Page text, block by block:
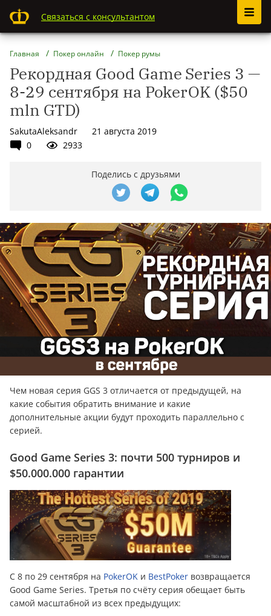
Связаться с консультантом
Главная Покер онлайн Покер румы
Рекордная Good Game Series 3 —
8-29 сентября на PokerOK ($50
mln GTD)
SakutaAleksandr
21 августа 2019
0
2933
Поделись с друзьями
Чем новая серия GGS 3 отличается от предыдущей, на
какие события обратить внимание и какие
дополнительные акции будут проходить параллельно с
серией.
Good Game Series 3: почти 500 турниров и
$50.000.000 гарантии
С 8 по 29 сентября на PokerOK и BestPoker возвращается
Good Game Series. Третья по счёту серия обещает быть
самой масштабной из всех предыдущих: